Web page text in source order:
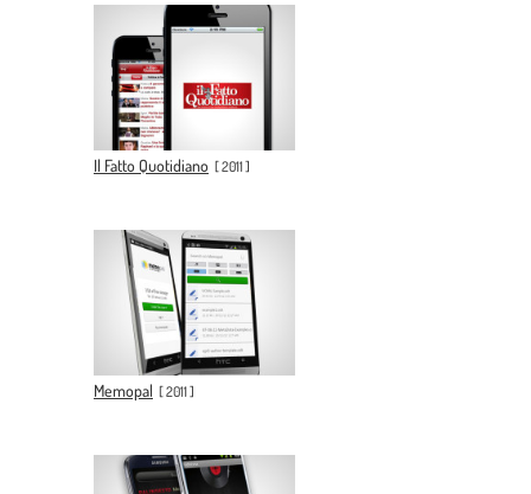
Il Fatto Quotidiano [2011]
Memopal [2011]